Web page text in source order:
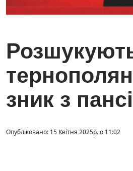
зник з
Опубліковано: 15 Квітня 2025р. о 11:02